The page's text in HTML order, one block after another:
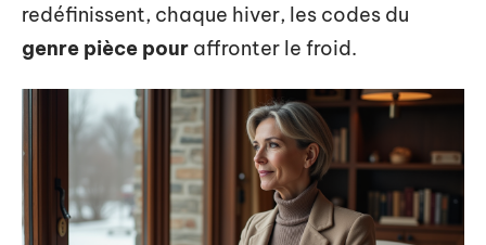
redéfinissent, chaque hiver, les codes du
genre pièce pour affronter le froid.